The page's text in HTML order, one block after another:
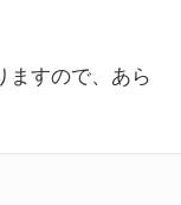
ますので、あら